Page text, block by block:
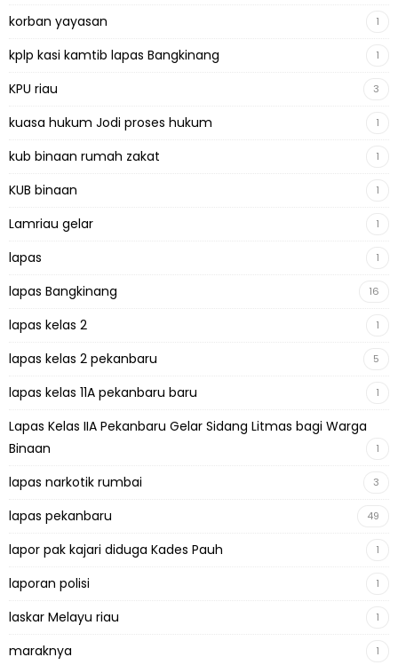
korban yayasan 1
kplp kasi kamtib lapas Bangkinang 1
KPU riau 3
kuasa hukum Jodi proses hukum 1
kub binaan rumah zakat 1
KUB binaan 1
Lamriau gelar 1
lapas 1
lapas Bangkinang 16
lapas kelas 2 1
lapas kelas 2 pekanbaru 5
lapas kelas 11A pekanbaru baru 1
Lapas Kelas IIA Pekanbaru Gelar Sidang Litmas bagi Warga
Binaan
1
lapas narkotik rumbai 3
lapas pekanbaru 49
lapor pak kajari diduga Kades Pauh 1
laporan polisi 1
laskar Melayu riau 1
maraknya 1